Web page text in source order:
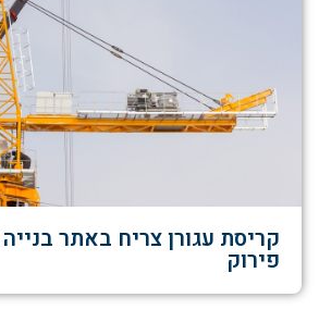
קריסת עגורן צריח באתר
פירוק